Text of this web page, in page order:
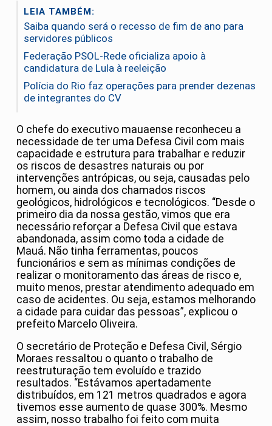
LEIA TAMBÉM:
Saiba quando será o recesso de fim de ano para
servidores públicos
Federação PSOL-Rede oficializa apoio à
candidatura de Lula à reeleição
Polícia do Rio faz operações para prender dezenas
de integrantes do CV
O chefe do executivo mauaense reconheceu a
necessidade de ter uma Defesa Civil com mais
capacidade e estrutura para trabalhar e reduzir
os riscos de desastres naturais ou por
intervenções antrópicas, ou seja, causadas pelo
homem, ou ainda dos chamados riscos
geológicos, hidrológicos e tecnológicos. “Desde o
primeiro dia da nossa gestão, vimos que era
necessário reforçar a Defesa Civil que estava
abandonada, assim como toda a cidade de
Mauá. Não tinha ferramentas, poucos
funcionários e sem as mínimas condições de
realizar o monitoramento das áreas de risco e,
muito menos, prestar atendimento adequado em
caso de acidentes. Ou seja, estamos melhorando
a cidade para cuidar das pessoas”, explicou o
prefeito Marcelo Oliveira.
O secretário de Proteção e Defesa Civil, Sérgio
Moraes ressaltou o quanto o trabalho de
reestruturação tem evoluído e trazido
resultados. “Estávamos apertadamente
distribuídos, em 121 metros quadrados e agora
tivemos esse aumento de quase 300%. Mesmo
assim, nosso trabalho foi feito com muita